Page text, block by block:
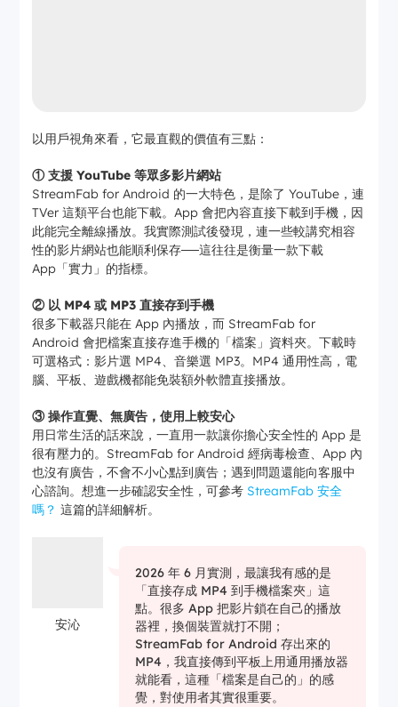
以用戶視角來看，它最直觀的價值有三點：
① 支援 YouTube 等眾多影片網站
StreamFab for Android 的一大特色，是除了 YouTube，連
TVer 這類平台也能下載。App 會把內容直接下載到手機，因
此能完全離線播放。我實際測試後發現，連一些較講究相容
性的影片網站也能順利保存──這往往是衡量一款下載
App「實力」的指標。
② 以 MP4 或 MP3 直接存到手機
很多下載器只能在 App 內播放，而 StreamFab for
Android 會把檔案直接存進手機的「檔案」資料夾。下載時
可選格式：影片選 MP4、音樂選 MP3。MP4 通用性高，電
腦、平板、遊戲機都能免裝額外軟體直接播放。
③ 操作直覺、無廣告，使用上較安心
用日常生活的話來說，一直用一款讓你擔心安全性的 App 是
很有壓力的。StreamFab for Android 經病毒檢查、App 內
也沒有廣告，不會不小心點到廣告；遇到問題還能向客服中
心諮詢。想進一步確認安全性，可參考 StreamFab 安全
嗎？ 這篇的詳細解析。
安沁
2026 年 6 月實測，最讓我有感的是
「直接存成 MP4 到手機檔案夾」這
點。很多 App 把影片鎖在自己的播放
器裡，換個裝置就打不開；
StreamFab for Android 存出來的
MP4，我直接傳到平板上用通用播放器
就能看，這種「檔案是自己的」的感
覺，對使用者其實很重要。